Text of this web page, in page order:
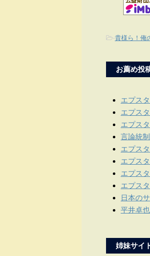
-貴様ら！俺
お薦め投
エプス
エプス
エプス
言論統
エプス
エプス
エプス
エプス
日本の
平井卓
姉妹サイ